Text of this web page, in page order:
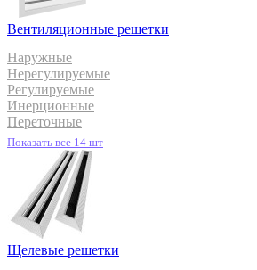
Вентиляционные решетки
Наружные
Нерегулируемые
Регулируемые
Инерционные
Переточные
Показать все 14 шт
Щелевые решетки